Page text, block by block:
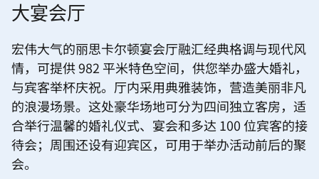
大宴会厅
宏伟大气的丽思卡尔顿宴会厅融汇经典格调与现代风
情，可提供 982 平米特色空间，供您举办盛大婚礼，
与宾客举杯庆祝。厅内采用典雅装饰，营造美丽非凡
的浪漫场景。这处豪华场地可分为四间独立客房，适
合举行温馨的婚礼仪式、宴会和多达 100 位宾客的接
待会；周围还设有迎宾区，可用于举办活动前后的聚
会。